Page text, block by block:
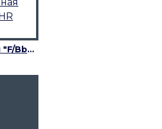
Валторна двойная "F/Bb" Josef Lidl LHR 342D ARION